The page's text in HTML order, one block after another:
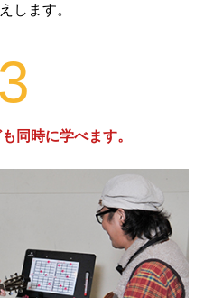
します。
同時に学べます。